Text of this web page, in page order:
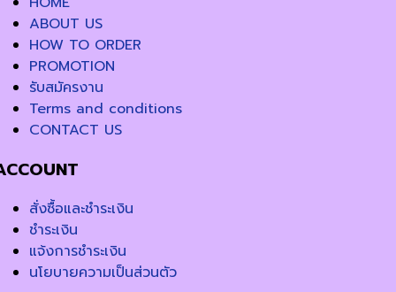
ABOUT US
HOW TO ORDER
PROMOTION
รับสมัครงาน
Terms and conditions
CONTACT US
สั่งซื้อและชำระเงิน
ชำระเงิน
แจ้งการชำระเงิน
นโยบายความเป็นส่วนตัว